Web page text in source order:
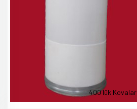
400 lük Kovalar